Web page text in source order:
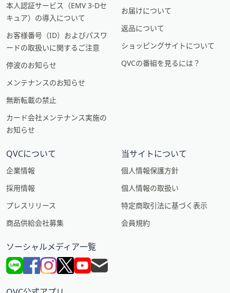
本人認証サービス（EMV 3-Dセ
キュア）の導入について
お客様番号（ID）およびパスワ
ードの取扱いに関するご注意
停波のお知らせ
メンテナンスのお知らせ
無断転載の禁止
カード会社メンテナンス実施の
お知らせ
お届けについて
返品について
ショッピングサイトについて
QVCの番組を見るには？
QVCについて
企業情報
採用情報
プレスリリース
商品供給会社募集
当サイトについて
個人情報保護方針
個人情報の取扱い
特定商取引法に基づく表示
会員規約
ソーシャルメディア一覧